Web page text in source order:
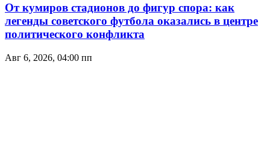
От кумиров стадионов до фигур спора: как
легенды советского футбола оказались в центре
политического конфликта
Авг 6, 2026, 04:00 пп